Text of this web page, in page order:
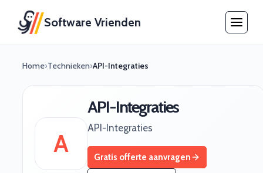
Software Vrienden
Home›Technieken›API-Integraties
A
API-Integraties
API-Integraties
Gratis offerte aanvragen